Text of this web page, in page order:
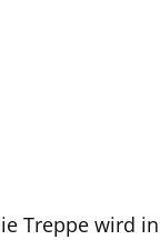
Treppe wird